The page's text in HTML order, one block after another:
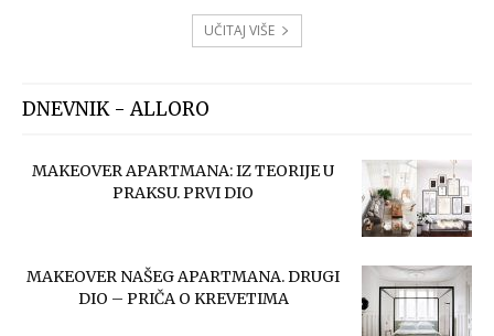
UČITAJ VIŠE
DNEVNIK - ALLORO
MAKEOVER APARTMANA: IZ TEORIJE U
PRAKSU. PRVI DIO
MAKEOVER NAŠEG APARTMANA. DRUGI
DIO – PRIČA O KREVETIMA